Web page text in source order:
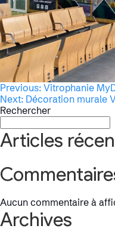
Navigation
de
l’article
Previous: Vitrophanie
Next: Décoration murale
Rechercher
Articles
Aucun commentaire à
Archives